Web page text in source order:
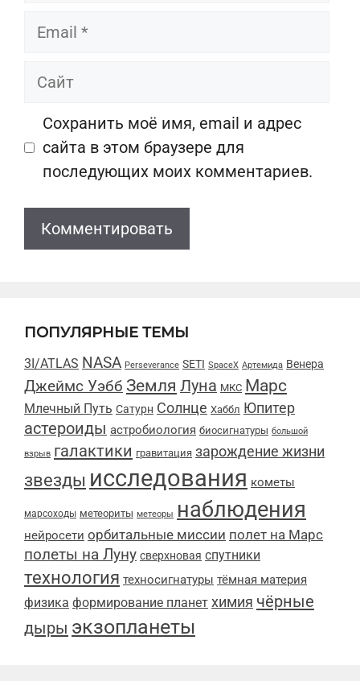
Email
Сайт
Сохранить моё имя, email и адрес
сайта в этом браузере для
последующих моих комментариев.
ПОПУЛЯРНЫЕ ТЕМЫ
3I/ATLAS NASA Perseverance SETI SpaceX Артемида Венера
Джеймс Уэбб Земля Луна МКС Марс
Млечный Путь Сатурн Солнце Хаббл Юпитер
астероиды астробиология биосигнатуры большой
взрыв галактики гравитация зарождение жизни
звезды исследования кометы
марсоходы метеориты метеоры наблюдения
нейросети орбитальные миссии полет на Марс
полеты на Луну сверхновая спутники
технология техносигнатуры тёмная материя
физика формирование планет химия чёрные
дыры экзопланеты